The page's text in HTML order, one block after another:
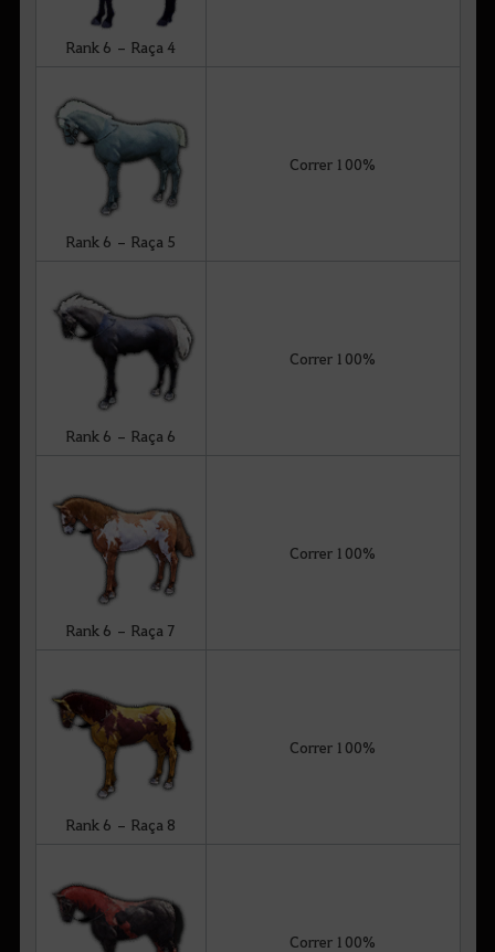
Rank 6 – Raça 4
Rank 6 – Raça 5
Correr 100%
Rank 6 – Raça 6
Correr 100%
Rank 6 – Raça 7
Correr 100%
Rank 6 – Raça 8
Correr 100%
Correr 100%